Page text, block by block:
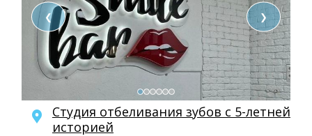
❮ ❯
Cтудия отбеливания зубов с 5-летней
историей